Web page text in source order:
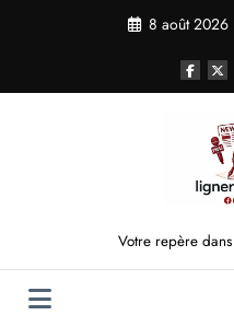
8 août 2026
Votre repère